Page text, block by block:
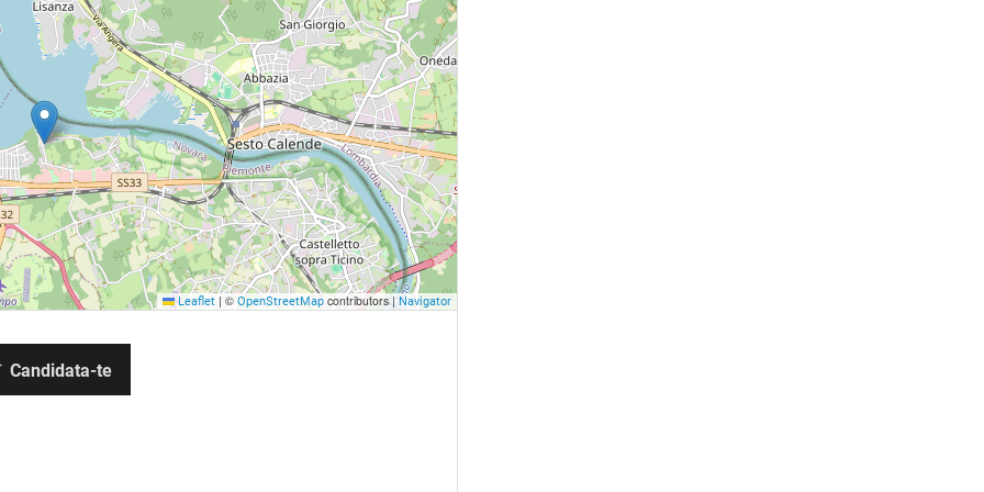
Leaflet | © OpenStreetMapcontributors | Navigator
Candidata-te